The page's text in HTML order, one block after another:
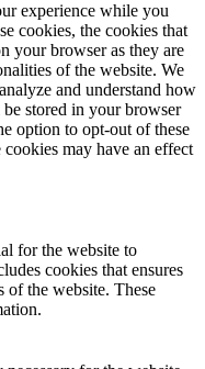
experience while you
cookies, the cookies that
your browser as they are
of the website. We
and understand how
stored in your browser
option to opt-out of these
may have an effect
for the website to
cookies that ensures
of the website. These